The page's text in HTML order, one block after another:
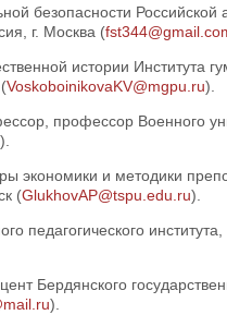
безопасности Российской
г. Москва (
истории Института
VoskoboinikovaKV@mgpu.ru).
профессор Военного
).
экономики и методики
(GlukhovAP@tspu.edu.ru).
педагогического института,
Бердянского
).